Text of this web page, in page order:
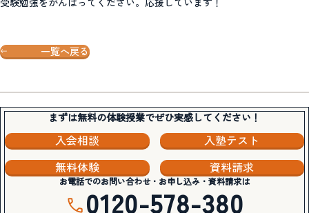
一覧へ戻る
まずは無料の体験授業でぜひ実感してください！
入会相談
入塾テスト
無料体験
資料請求
お電話でのお問い合わせ・お申し込み・資料請求は
0120-578-380